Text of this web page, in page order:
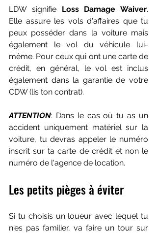
LDW signifie Loss Damage Waiver.
Elle assure les vols d'affaires que tu
peux posséder dans la voiture mais
également le vol du véhicule lui-
même. Pour ceux qui ont une carte de
crédit, en général, le vol est inclus
également dans la garantie de votre
CDW (lis ton contrat).
ATTENTION: Dans le cas où tu as un
accident uniquement matériel sur la
voiture, tu devras appeler le numéro
inscrit sur ta carte de crédit et non le
numéro de l'agence de location.
Les petits pièges à éviter
Si tu choisis un loueur avec lequel tu
n'es pas familier, va faire un tour sur